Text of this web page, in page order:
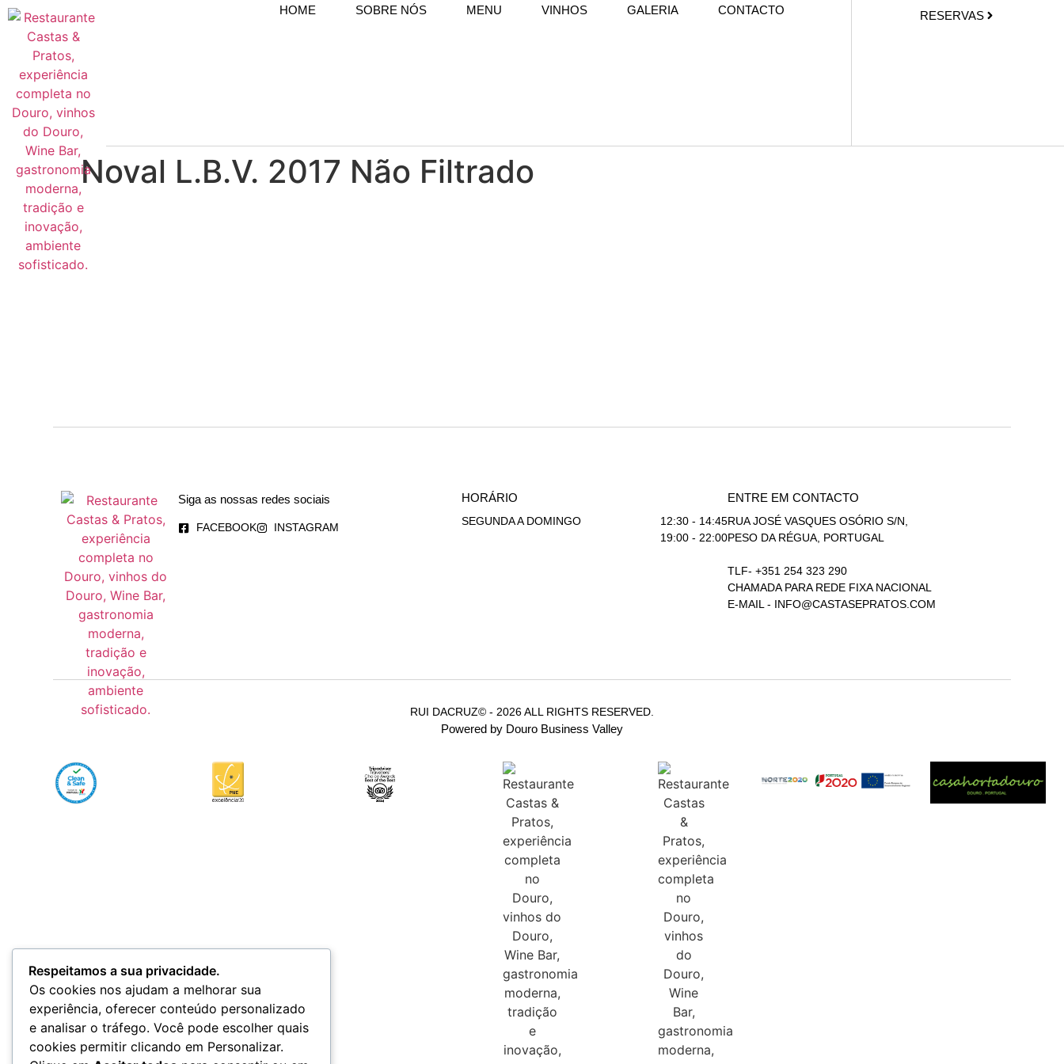
HOME SOBRE NÓS MENU VINHOS GALERIA CONTACTO RESERVAS
Noval L.B.V. 2017 Não Filtrado
Siga as nossas redes sociais
FACEBOOK INSTAGRAM
HORÁRIO
SEGUNDA A DOMINGO
12:30 - 14:45
19:00 - 22:00
ENTRE EM CONTACTO
RUA JOSÉ VASQUES OSÓRIO S/N,
PESO DA RÉGUA, PORTUGAL
TLF- +351 254 323 290
CHAMADA PARA REDE FIXA NACIONAL
E-MAIL - INFO@CASTASEPRATOS.COM
RUI DACRUZ© - 2026 ALL RIGHTS RESERVED.
Powered by Douro Business Valley
Respeitamos a sua privacidade.
Os cookies nos ajudam a melhorar sua
experiência, oferecer conteúdo personalizado
e analisar o tráfego. Você pode escolher quais
cookies permitir clicando em Personalizar.